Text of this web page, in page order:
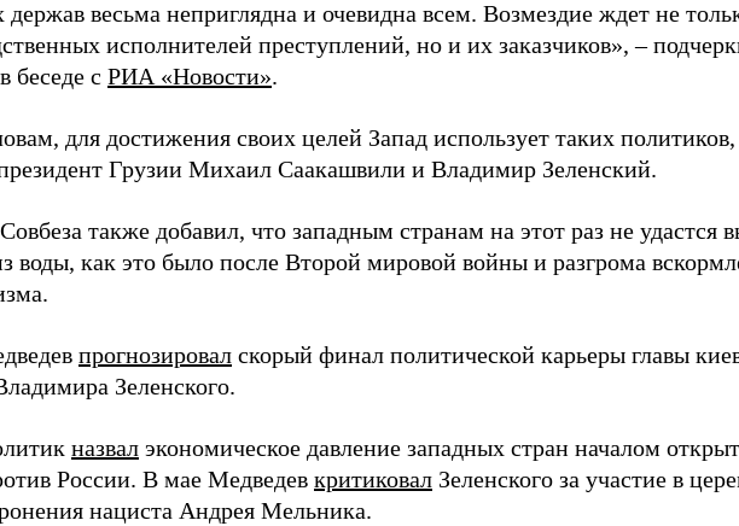
держав весьма неприглядна и очевидна всем. Возмездие ждет не
исполнителей преступлений, но и их заказчиков», –
беседе с РИА «Новости».
для достижения своих целей Запад использует таких
Грузии Михаил Саакашвили и Владимир Зеленский.
также добавил, что западным странам на этот раз не удастся
воды, как это было после Второй мировой войны и разгрома
прогнозировал скорый финал политической карьеры главы
Зеленского.
назвал экономическое давление западных стран началом
России. В мае Медведев критиковал Зеленского за участие в
нациста Андрея Мельника.